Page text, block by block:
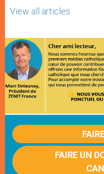
View all articles
FAIRE UN